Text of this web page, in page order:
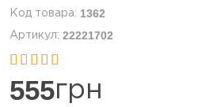
1362
22221702


555грн